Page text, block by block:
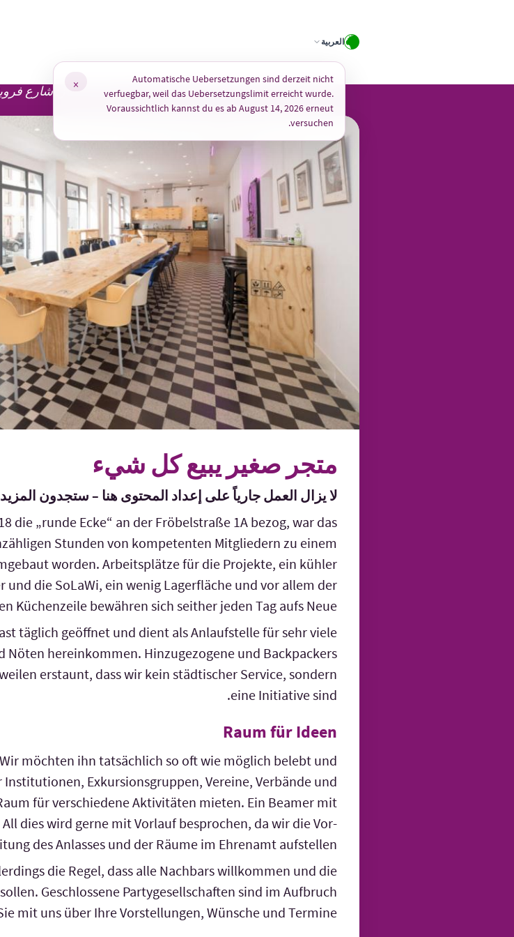
to
content
العربية
موقع ممتاز: شارع فروبل
متجر صغير يبيع كل شيء
لا يزال العمل جارياً على إعداد المحتوى هنا – ستجدون
die „runde Ecke“ an der Fröbelstraße 1A bezog, war das
Stunden von kompetenten Mitgliedern zu einem
worden. Arbeitsplätze für die Projekte, ein kühler
die SoLaWi, ein wenig Lagerfläche und vor allem der
Küchenzeile bewähren sich seither jeden Tag aufs Neue.
täglich geöffnet und dient als Anlaufstelle für sehr viele
Nöten hereinkommen. Hinzugezogene und Backpackers
erstaunt, dass wir kein städtischer Service, sondern
eine Initiative sind.
Raum für Ideen
möchten ihn tatsächlich so oft wie möglich belebt und
Exkursionsgruppen, Vereine, Verbände und
für verschiedene Aktivitäten mieten. Ein Beamer mit
dies wird gerne mit Vorlauf besprochen, da wir die Vor-
des Anlasses und der Räume im Ehrenamt aufstellen.
die Regel, dass alle Nachbars willkommen und die
Geschlossene Partygesellschaften sind im Aufbruch
mit uns über Ihre Vorstellungen, Wünsche und Termine.
Automatische Uebersetzungen sind derzeit nicht
verfuegbar, weil das Uebersetzungslimit erreicht wurde.
Voraussichtlich kannst du es ab August 14, 2026 erneut
versuchen.
×